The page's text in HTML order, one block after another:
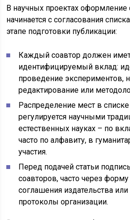
В научных проектах оформление
начинается с согласования
этапе подготовки публикации:
Каждый соавтор должен
идентифицируемый вклад:
проведение экспериментов,
редактирование или
Распределение мест в
регулируется научными
естественных науках – по
часто по алфавиту, в
участия.
Перед подачей статьи
соавторов, часто через
соглашения издательства
протоколы организации.